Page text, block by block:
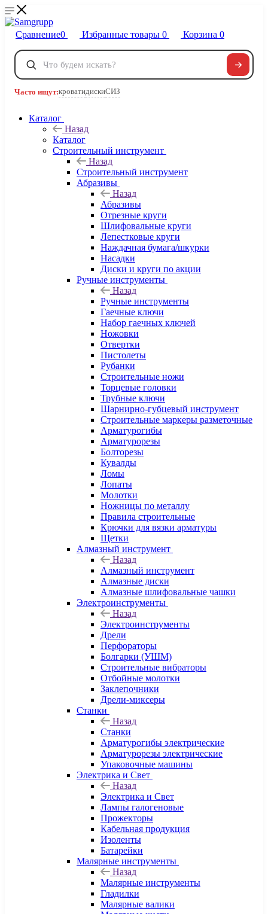
Сравнение0 Избранные товары 0 Корзина 0
Телефоны
8 800 222-40-09
Часто ищут:кроватидискиСИЗ
Каталог
Назад
Каталог
Строительный инструмент
Назад
Строительный инструмент
Абразивы
Назад
Абразивы
Отрезные круги
Шлифовальные круги
Лепестковые круги
Наждачная бумага/шкурки
Насадки
Диски и круги по акции
Ручные инструменты
Назад
Ручные инструменты
Гаечные ключи
Набор гаечных ключей
Ножовки
Отвертки
Пистолеты
Рубанки
Строительные ножи
Торцевые головки
Трубные ключи
Шарнирно-губцевый инструмент
Строительные маркеры разметочные
Арматурогибы
Арматурорезы
Болторезы
Кувалды
Ломы
Лопаты
Молотки
Ножницы по металлу
Правила строительные
Крючки для вязки арматуры
Щетки
Алмазный инструмент
Назад
Алмазный инструмент
Алмазные диски
Алмазные шлифовальные чашки
Электроинструменты
Назад
Электроинструменты
Дрели
Перфораторы
Болгарки (УШМ)
Строительные вибраторы
Отбойные молотки
Заклепочники
Дрели-миксеры
Станки
Назад
Станки
Арматурогибы электрические
Арматурорезы электрические
Упаковочные машины
Электрика и Свет
Назад
Электрика и Свет
Лампы галогеновые
Прожекторы
Кабельная продукция
Изоленты
Батарейки
Малярные инструменты
Назад
Малярные инструменты
Гладилки
Малярные валики